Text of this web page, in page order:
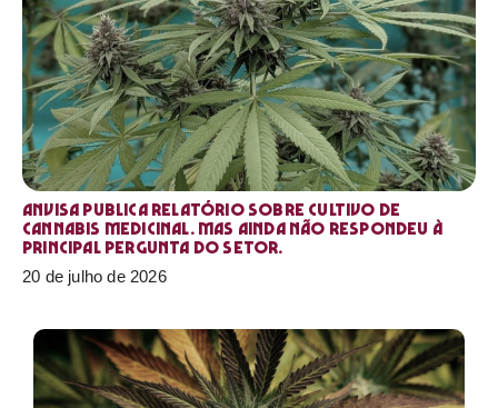
Anvisa publica relatório sobre cultivo de
Cannabis medicinal. Mas ainda não respondeu à
principal pergunta do setor.
20 de julho de 2026